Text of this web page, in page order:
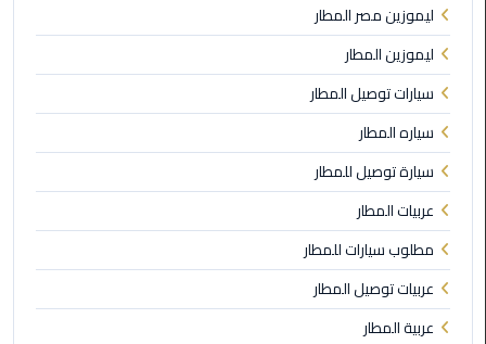
ليموزين
من
القاهرة
للاسكندرية
ليموزين
العجوزه
ليموزين
من
مطار
القاهرة
ليموزين مصر المطار
ليموزين المطار
سيارات توصيل المطار
سياره المطار
سيارة توصيل للمطار
عربيات المطار
مطلوب سيارات للمطار
عربيات توصيل المطار
عربية المطار